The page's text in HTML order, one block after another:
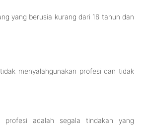
yang berusia kurang dari 16 tahun dan
menyalahgunakan profesi dan tidak
profesi adalah segala tindakan yang